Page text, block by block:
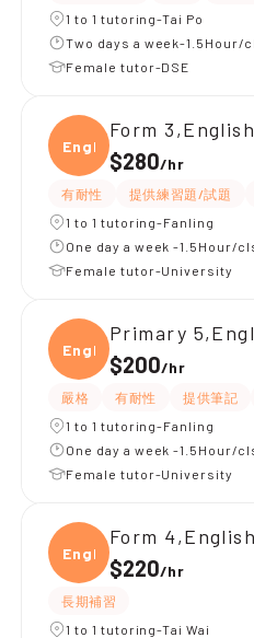
1 to 1 tutoring-Tai Po
Two days a week-1.5Hour/
Female tutor-DSE
Engli
Form
$280/hr
有耐性 提供練習題/試題
1 to 1 tutoring-Fanling
One day a week -1.5Hour/
Female tutor-University
Engli
Primary
$200/hr
嚴格 有耐性 提供筆記
1 to 1 tutoring-Fanling
One day a week -1.5Hour/
Female tutor-University
Engli
Form
$220/hr
長期補習
1 to 1 tutoring-Tai Wai